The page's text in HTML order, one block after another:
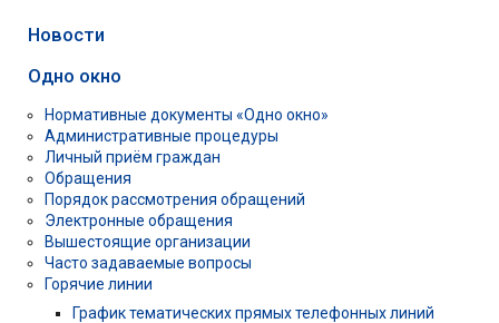
Новости
Одно окно
Нормативные документы «Одно окно»
Административные процедуры
Личный приём граждан
Обращения
Порядок рассмотрения обращений
Электронные обращения
Вышестоящие организации
Часто задаваемые вопросы
Горячие линии
График тематических прямых телефонных линий